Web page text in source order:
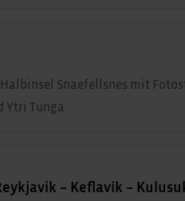
Snaefellsnes mit
Ytri Tunga
– Keflavik –